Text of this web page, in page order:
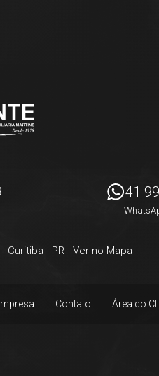
41
Curitiba - PR - Ver no Mapa
Contato Área do